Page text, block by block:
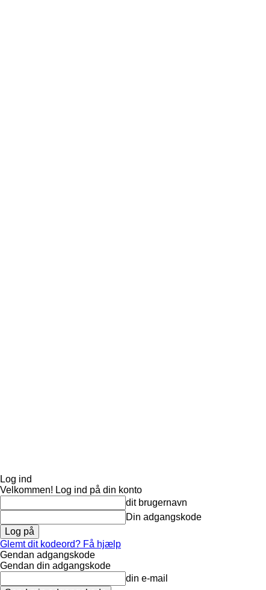
Log ind
Velkommen! Log ind på din konto
dit brugernavn
Din adgangskode
Glemt dit kodeord? Få hjælp
Gendan adgangskode
Gendan din adgangskode
din e-mail